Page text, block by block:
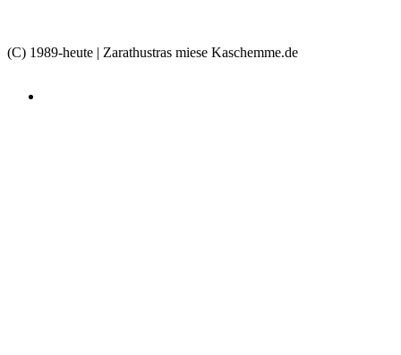
(C) 1989-heute | Zarathustras miese Kaschemme.de